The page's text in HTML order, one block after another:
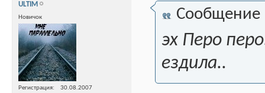
ULTIM
Новичок
Регистрация
30.08.2007
Сообщение
эх Перо
ездила..